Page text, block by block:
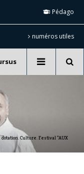
numéros utiles
Pédago
Culture. Festival "AUX